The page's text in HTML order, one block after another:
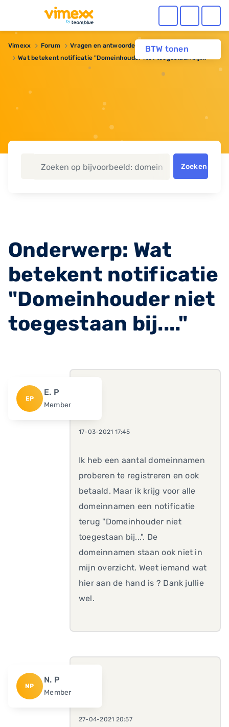
BTW tonen
Vimexx Forum Vragen en antwoorden
Domeinnaam
Wat betekent notificatie "Domeinhouder niet toegestaan bij...."
Zoeken
Onderwerp: Wat
betekent notificatie
"Domeinhouder niet
toegestaan bij...."
EP
E. P
Member
17-03-2021 17:45
Ik heb een aantal domeinnamen
proberen te registreren en ook
betaald. Maar ik krijg voor alle
domeinnamen een notificatie
terug "Domeinhouder niet
toegestaan bij...". De
domeinnamen staan ook niet in
mijn overzicht. Weet iemand wat
hier aan de hand is ? Dank jullie
wel.
NP
N. P
Member
27-04-2021 20:57